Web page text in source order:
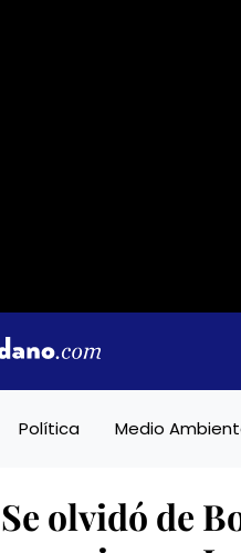
Política Medio
Se olvidó de